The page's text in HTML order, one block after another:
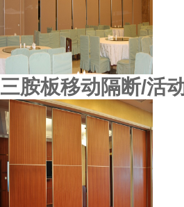
三胺板移动隔断/活